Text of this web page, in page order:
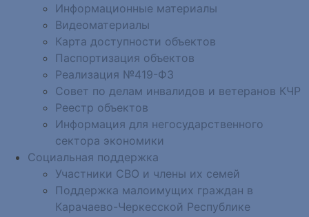
Информационные материалы
Видеоматериалы
Карта доступности объектов
Паспортизация объектов
Реализация №419-ФЗ
Совет по делам инвалидов и ветеранов КЧР
Реестр объектов
Информация для негосударственного
сектора экономики
Социальная поддержка
Участники СВО и члены их семей
Поддержка малоимущих граждан в
Карачаево-Черкесской Республике